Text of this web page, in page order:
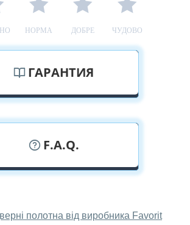
НОРМА ДОБРЕ ЧУДОВО
ГАРАНТИЯ
F.A.Q.
полотна наживо?
полотна від виробника Favorit